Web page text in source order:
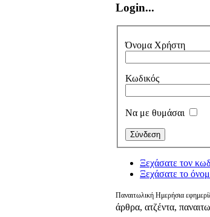
Login...
Όνομα Χρήστη
Κωδικός
Να με θυμάσαι
Ξεχάσατε τον
Ξεχάσατε το
Παναιτωλική Ημερήσια
άρθρα, ατζέντα,